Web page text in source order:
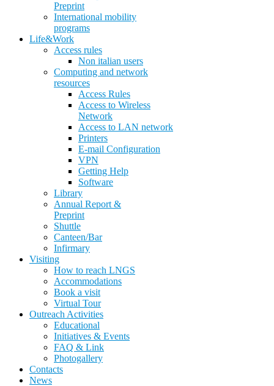
Preprint
International mobility
programs
Life&Work
Access rules
Non italian users
Computing and network
resources
Access Rules
Access to Wireless
Network
Access to LAN network
Printers
E-mail Configuration
VPN
Getting Help
Software
Library
Annual Report &
Preprint
Shuttle
Canteen/Bar
Infirmary
Visiting
How to reach LNGS
Accommodations
Book a visit
Virtual Tour
Outreach Activities
Educational
Initiatives & Events
FAQ & Link
Photogallery
Contacts
News